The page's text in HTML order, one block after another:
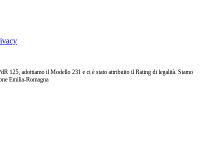
125, adottiamo il Modello 231 e ci è stato attribuito il Rating di legalità. Siamo
Emilia-Romagna